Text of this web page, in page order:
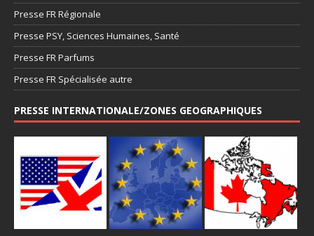
Presse FR Régionale
Presse PSY, Sciences Humaines, Santé
Presse FR Parfums
Presse FR Spécialisée autre
PRESSE INTERNATIONALE/ZONES GEOGRAPHIQUES